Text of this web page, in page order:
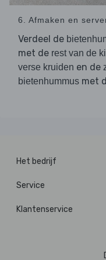
6. Afmaken en
Verdeel de
met de rest van de
verse kruiden en de
bietenhummus met
Het bedrijf
Service
Klantenservice